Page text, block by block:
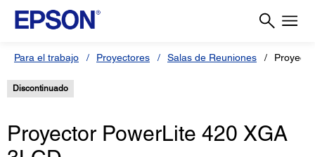
Para el trabajo Proyectores Salas de Reuniones
Discontinuado
Proyector PowerLite 420 XGA